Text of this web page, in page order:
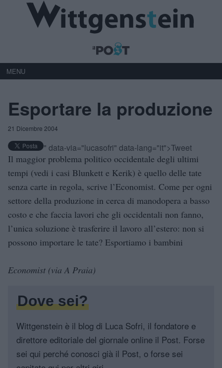
MENU
Esportare la produzione
21 Dicembre 2004
" data-via="lucasofri" data-lang="it">Tweet
Il maggior problema politico occidentale degli ultimi
tempi (vedi i casi Blunkett e Kerik) è quello delle tate
senza carte in regola, scrive l’Economist. Come per ogni
settore della produzione in cerca di manodopera a basso
costo e che faccia lavori che gli occidentali non fanno,
l’unica soluzione è trasferire il lavoro all’estero: non si
possono importare le tate? Esportiamo i bambini
Economist (via A Praia)
Dove sei?
Wittgenstein è il blog di Luca Sofri, il fondatore e
direttore editoriale del giornale online il Post. Forse
sei qui perché conosci già il Post, o forse sei